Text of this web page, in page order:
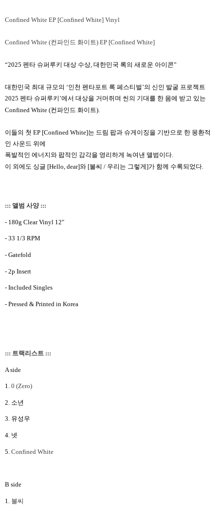
Confined White EP [Confined White] Vinyl
Confined White (컨파인드 화이트) EP [Confined White]
“2025 펜타 슈퍼루키 대상 수상, 대한민국 록의 새로운 아이콘”
대한민국 최대 규모의 ‘인천 펜타포트 록 페스티벌 ’의 신인 발굴 프로젝트
2025 펜타 슈퍼루키 ’에서 대상을 거머쥐며 씬의 기대를 한 몸에 받고 있는
Confined White (컨파인드 화이트).
이들의 첫 EP [Confined White]는 드림 팝과 슈게이징을 기반으로 한 몽환적
인 사운드 위에
폭발적인 에너지와 팝적인 감각을 영리하게 녹여낸 앨범이다.
이 외에도 싱글 [Hello, dear]와 [불씨 / 우리는 그렇게]가 함께 수록되었다.
::: 앨범 사양 :::
- 180g Clear Vinyl 12"
- 33 1/3 RPM
- Gatefold
- 2p Insert
- Included Singles
- Pressed & Printed in Korea
::: 트랙리스트 :::
A side
1. 0 (Zero)
2. 소년
3. 유성우
4. 넷
5. Confined White
B side
1. 불씨